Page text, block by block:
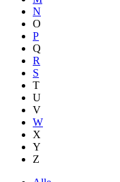
N
O
P
Q
R
S
T
U
V
W
X
Y
Z